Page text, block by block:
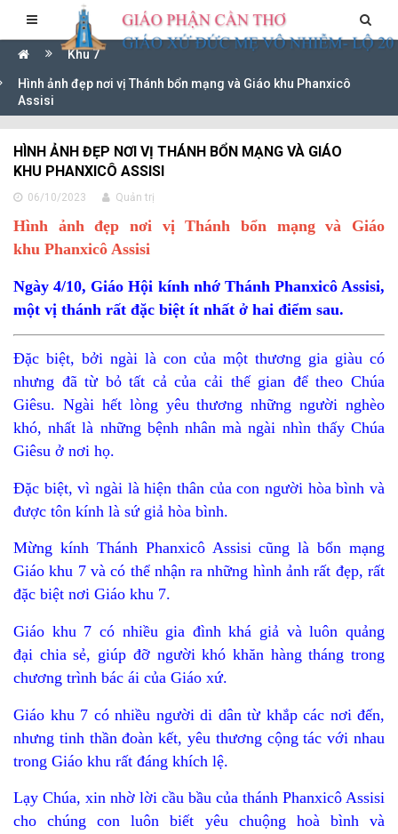
Khu 7
Hình ảnh đẹp nơi vị Thánh bổn mạng và Giáo khu Phanxicô
Assisi
HÌNH ẢNH ĐẸP NƠI VỊ THÁNH BỔN MẠNG VÀ GIÁO
KHU PHANXICÔ ASSISI
06/10/2023 Quản trị
Hình ảnh đẹp nơi vị Thánh bổn mạng và Giáo
khu Phanxicô Assisi
Ngày 4/10, Giáo Hội kính nhớ Thánh Phanxicô Assisi,
một vị thánh rất đặc biệt ít nhất ở hai điểm sau.
Đặc biệt, bởi ngài là con của một thương gia giàu có
nhưng đã từ bỏ tất cả của cải thế gian để theo Chúa
Giêsu. Ngài hết lòng yêu thương những người nghèo
khó, nhất là những bệnh nhân mà ngài nhìn thấy Chúa
Giêsu ở nơi họ.
Đặc biệt, vì ngài là hiện thân của con người hòa bình và
được tôn kính là sứ giả hòa bình.
Mừng kính Thánh Phanxicô Assisi cũng là bổn mạng
Giáo khu 7 và có thể nhận ra những hình ảnh rất đẹp, rất
đặc biệt nơi Giáo khu 7.
Giáo khu 7 có nhiều gia đình khá giả và luôn quảng
đại chia sẻ, giúp đỡ người khó khăn hàng tháng trong
chương trình bác ái của Giáo xứ.
Giáo khu 7 có nhiều người di dân từ khắp các nơi đến,
nhưng tinh thần đoàn kết, yêu thương cộng tác với nhau
trong Giáo khu rất đáng khích lệ.
Lạy Chúa, xin nhờ lời cầu bầu của thánh Phanxicô Assisi
cho chúng con luôn biết yêu chuộng hoà bình và